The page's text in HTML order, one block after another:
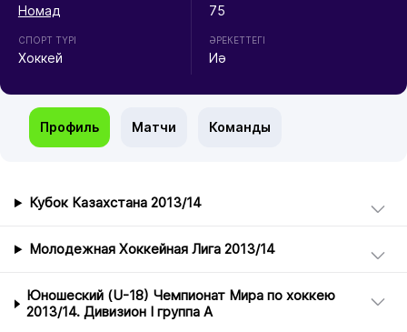
Номад
СПОРТ ТҮРІ
Хоккей
75
ӘРЕКЕТТЕГІ
Иә
Профиль Матчи Команды
Кубок Казахстана 2013/14
Молодежная Хоккейная Лига 2013/14
Юношеский (U-18) Чемпионат Мира по хоккею
2013/14. Дивизион I группа А